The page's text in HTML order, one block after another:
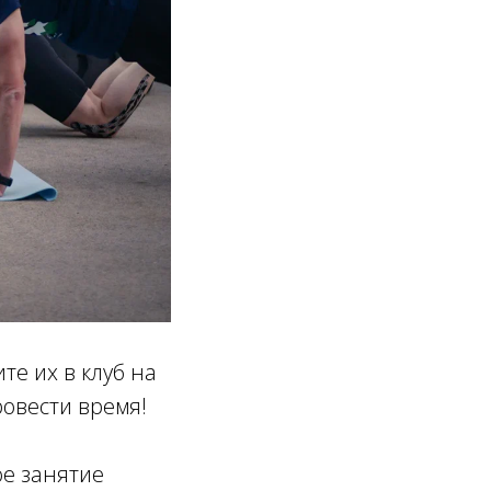
их в клуб на
время!
занятие